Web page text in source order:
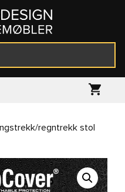
regntrekk stol